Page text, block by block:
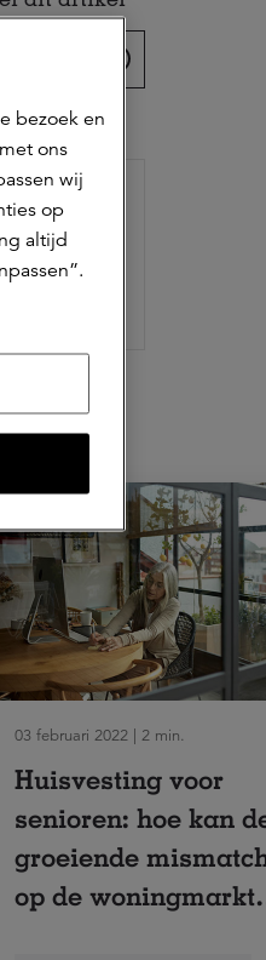
03 februari 2022 | 2 min.
Huisvesting voor
senioren: hoe kan
groeiende
op de woningmarkt
bezoek en
ons
wij
op
altijd